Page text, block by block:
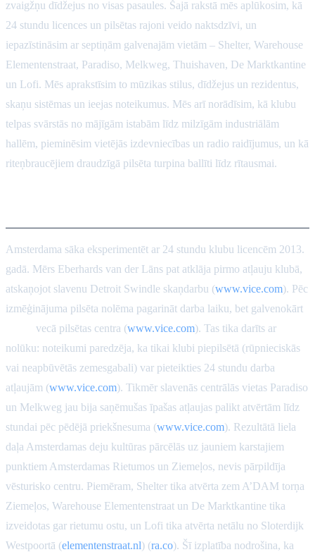
zvaigžņu dīdžejus no visas pasaules. Šajā rakstā mēs aplūkosim, kā
24 stundu licences un pilsētas rajoni veido naktsdzīvi, un
iepazīstināsim ar septiņām galvenajām vietām – Shelter, Warehouse
Elementenstraat, Paradiso, Melkweg, Thuishaven, De Marktkantine
un Lofi. Mēs aprakstīsim to mūzikas stilus, dīdžejus un rezidentus,
skaņu sistēmas un ieejas noteikumus. Mēs arī norādīsim, kā klubu
telpas svārstās no mājīgām istabām līdz milzīgām industriālām
hallēm, pieminēsim vietējās izdevniecības un radio raidījumus, un kā
riteņbraucējiem draudzīgā pilsēta turpina ballīti līdz rītausmai.
Amsterdama sāka eksperimentēt ar 24 stundu klubu licencēm 2013.
gadā. Mērs Eberhards van der Lāns pat atklāja pirmo atļauju klubā,
atskaņojot slavenu Detroit Swindle skaņdarbu (www.vice.com). Pēc
izmēģinājuma pilsēta nolēma pagarināt darba laiku, bet galvenokārt
vecā pilsētas centra (www.vice.com). Tas tika darīts ar
nolūku: noteikumi paredzēja, ka tikai klubi piepilsētā (rūpnieciskās
vai neapbūvētās zemesgabali) var pieteikties 24 stundu darba
atļaujām (www.vice.com). Tikmēr slavenās centrālās vietas Paradiso
un Melkweg jau bija saņēmušas īpašas atļaujas palikt atvērtām līdz
stundai pēc pēdējā priekšnesuma (www.vice.com). Rezultātā liela
daļa Amsterdamas deju kultūras pārcēlās uz jauniem karstajiem
punktiem Amsterdamas Rietumos un Ziemeļos, nevis pārpildīja
vēsturisko centru. Piemēram, Shelter tika atvērta zem A’DAM torņa
Ziemeļos, Warehouse Elementenstraat un De Marktkantine tika
izveidotas gar rietumu ostu, un Lofi tika atvērta netālu no Sloterdijk
Westpoortā (elementenstraat.nl) (ra.co). Šī izplatība nodrošina, ka